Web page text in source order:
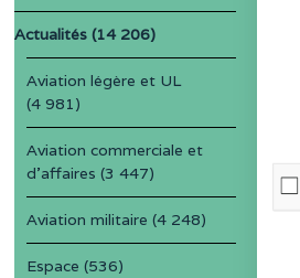
Actualités (14 206)
Aviation légère et UL
(4 981)
Aviation commerciale et
d'affaires (3 447)
Aviation militaire (4 248)
Espace (536)